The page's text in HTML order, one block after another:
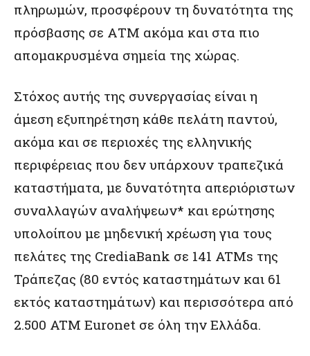
πληρωμών, προσφέρουν τη δυνατότητα της
πρόσβασης σε ΑΤΜ ακόμα και στα πιο
απομακρυσμένα σημεία της χώρας.
Στόχος αυτής της συνεργασίας είναι η
άμεση εξυπηρέτηση κάθε πελάτη παντού,
ακόμα και σε περιοχές της ελληνικής
περιφέρειας που δεν υπάρχουν τραπεζικά
καταστήματα, με δυνατότητα απεριόριστων
συναλλαγών αναλήψεων* και ερώτησης
υπολοίπου με μηδενική χρέωση για τους
πελάτες της CrediaBank σε 141 ATMs της
Τράπεζας (80 εντός καταστημάτων και 61
εκτός καταστημάτων) και περισσότερα από
2.500 ATM Euronet σε όλη την Ελλάδα.